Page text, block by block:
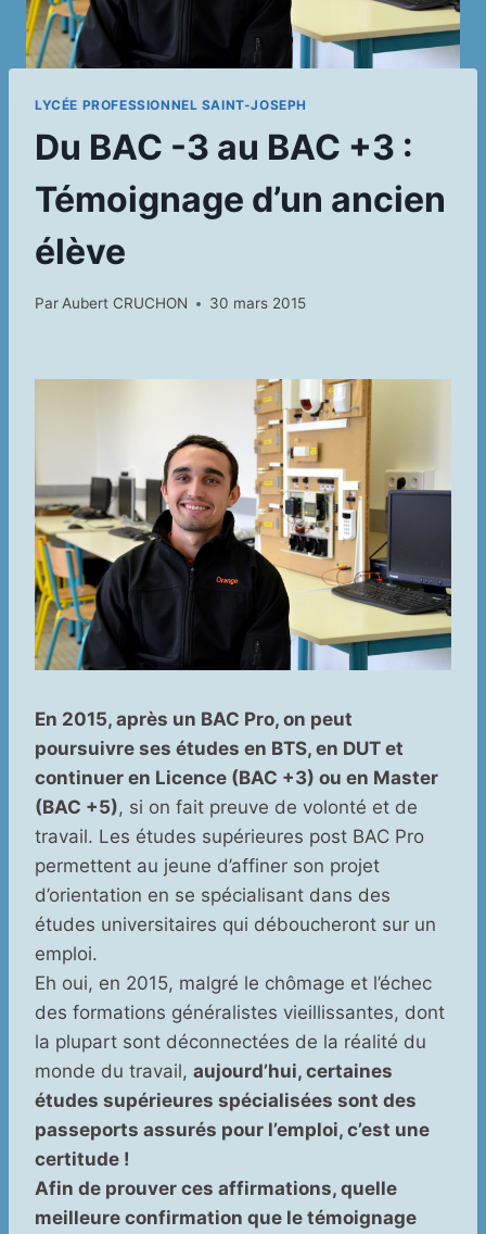
LYCÉE PROFESSIONNEL SAINT-JOSEPH
Du BAC -3 au BAC +3 :
Témoignage d’un ancien
élève
ParAubert CRUCHON 30 mars 2015
En 2015, après un BAC Pro, on peut
poursuivre ses études en BTS, en DUT et
continuer en Licence (BAC +3) ou en Master
(BAC +5), si on fait preuve de volonté et de
travail. Les études supérieures post BAC Pro
permettent au jeune d’affiner son projet
d’orientation en se spécialisant dans des
études universitaires qui déboucheront sur un
emploi.
Eh oui, en 2015, malgré le chômage et l’échec
des formations généralistes vieillissantes, dont
la plupart sont déconnectées de la réalité du
monde du travail, aujourd’hui, certaines
études supérieures spécialisées sont des
passeports assurés pour l’emploi, c’est une
certitude !
Afin de prouver ces affirmations, quelle
meilleure confirmation que le témoignage